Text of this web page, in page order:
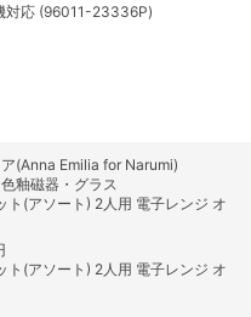
対応 (96011-23336P)
(Anna Emilia for Narumi)
釉磁器・グラス
ト(アソート) 2人用 電子レンジ オ
ト(アソート) 2人用 電子レンジ オ